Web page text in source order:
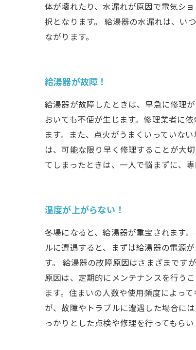
体が壊れたり、水漏れが原因で電気シ
択となります。 給湯器の水漏れは、い
ながります。
給湯器が故障！
給湯器が故障したときは、早急に修理
おいても不便が生じます。修理業者に
ます。また、点火がうまくいっていな
は、可能な限り早く修理することが大
てしまったときは、一人で悩まずに、
温度が上がらない！
冬場になると、給湯器が重宝されます
ルに遭遇すると、まずは給湯器の電源
す。 給湯器の故障原因はさまざまです
原因は、定期的にメンテナンスを行う
ます。住まいの人数や使用頻度によっ
が、故障やトラブルに遭遇した場合に
っかりとした点検や修理を行ってもらい